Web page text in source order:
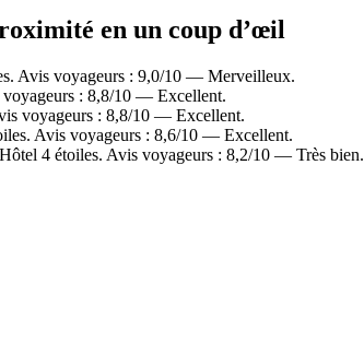
en un coup d’œil
Avis voyageurs : 9,0/10 — Merveilleux.
: 8,8/10 — Excellent.
voyageurs : 8,8/10 — Excellent.
Avis voyageurs : 8,6/10 — Excellent.
4 étoiles. Avis voyageurs : 8,2/10 — Très bien.